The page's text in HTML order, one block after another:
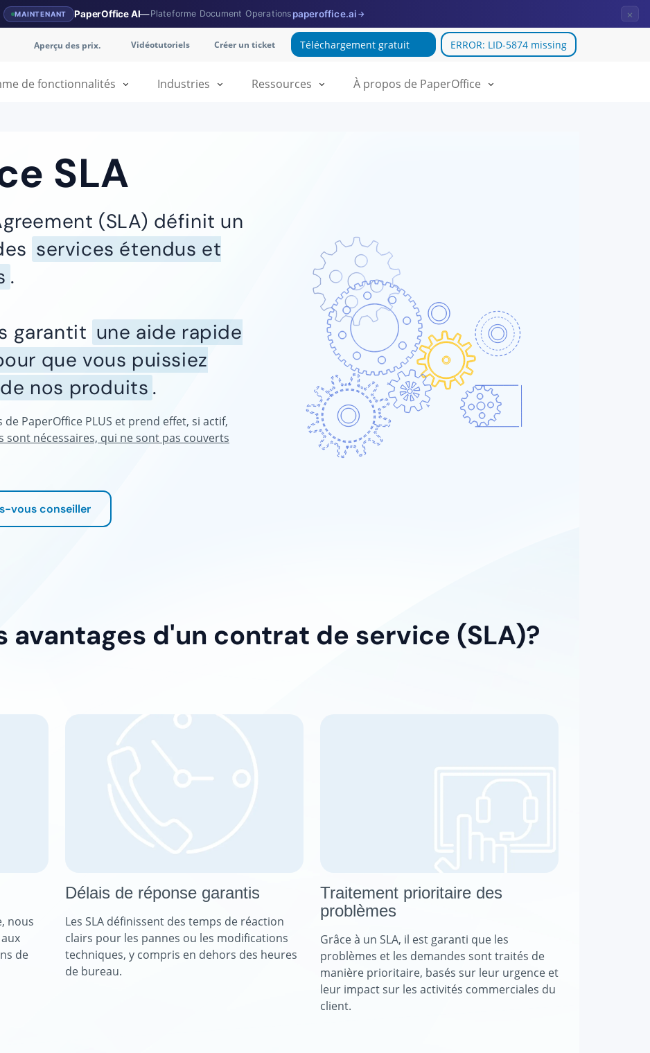
MAINTENANT PaperOffice AI—Plateforme Document Operations paperoffice.ai → ×
Aperçu des prix. Vidéotutoriels Créer un ticket Téléchargement gratuit ERROR: LID-5874 missing
À propos de PaperOffice
Ressources
Industries
de fonctionnalités
SLA
(SLA) définit un
services étendus et
.
garantit une aide rapide
que vous puissiez
nos produits .
PaperOffice PLUS et prend effet, si actif,
sont nécessaires, qui ne sont pas couverts
vous conseiller
avantages d'un contrat de service (SLA)?
nous
de
Délais de réponse garantis
Les SLA définissent des temps de réaction
clairs pour les pannes ou les modifications
techniques, y compris en dehors des heures
de bureau.
Traitement prioritaire des
problèmes
Grâce à un SLA, il est garanti que les
problèmes et les demandes sont traités de
manière prioritaire, basés sur leur urgence et
leur impact sur les activités commerciales du
client.